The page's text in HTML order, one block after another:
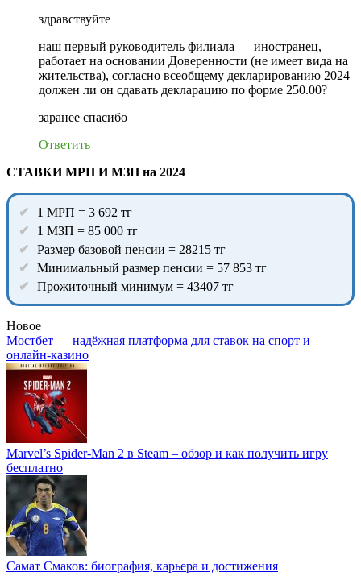
здравствуйте
наш первый руководитель филиала — иностранец,
работает на основании Доверенности (не имеет вида на
жительства), согласно всеобщему декларированию 2024
должен ли он сдавать декларацию по форме 250.00?
заранее спасибо
Ответить
СТАВКИ МРП И МЗП на 2024
1 МРП = 3 692 тг
1 МЗП = 85 000 тг
Размер базовой пенсии = 28215 тг
Минимальный размер пенсии = 57 853 тг
Прожиточный минимум = 43407 тг
Новое
Мостбет — надёжная платформа для ставок на спорт и
онлайн-казино
Marvel’s Spider-Man 2 в Steam – обзор и как получить игру
бесплатно
Самат Смаков: биография, карьера и достижения